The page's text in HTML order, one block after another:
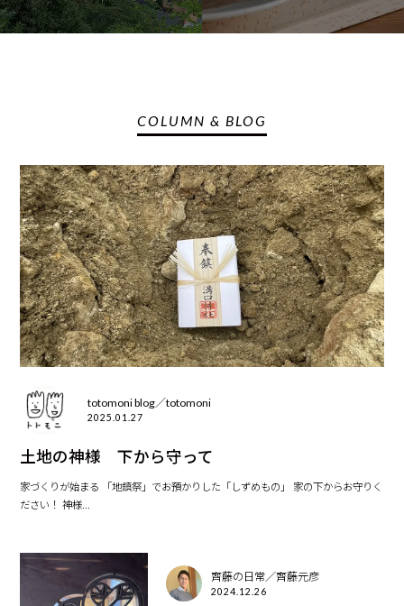
COLUMN & BLOG
totomoni blog／totomoni
2025.01.27
土地の神様 下から守って
家づくりが始まる 「地鎮祭」でお預かりした「しずめもの」 家の下からお守りく
ださい！ 神様...
齊藤の日常／齊藤元彦
2024.12.26